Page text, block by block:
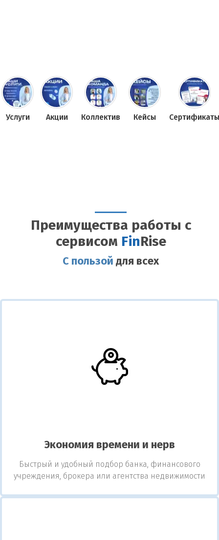
Услуги Акции Коллектив Кейсы Сертификаты
Преимущества работы с
сервисом Fin Rise
С пользой для всех
Экономия времени и нерв
Быстрый и удобный подбор банка, финансового
учреждения, брокера или агентства недвижимости